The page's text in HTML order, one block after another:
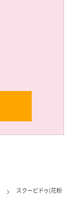
スクービドゥ(花粉